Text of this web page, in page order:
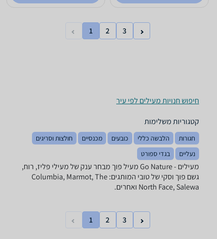
1 2 3
חיפוש חנויות מעילים לפי עיר
קטגוריות משלימות
חגורות הלבשה כללי כובעים מכנסיים
חולצות וסריגים
נעליים
בגדי ספורט
מעילים - ‏Go Nature ‏מעיל פוך מבחר ענק של מעילי פליז, רוח,
גשם פוך וסקי של טובי המותגים: Columbia, Marmot, The
North Face, Salewa ואחרים.
1 2 3